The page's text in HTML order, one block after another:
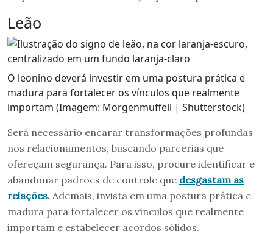
Leão
O leonino deverá investir em uma postura prática e
madura para fortalecer os vínculos que realmente
importam (Imagem: Morgenmuffell | Shutterstock)
Será necessário encarar transformações profundas
nos relacionamentos, buscando parcerias que
ofereçam segurança. Para isso, procure identificar e
abandonar padrões de controle que desgastam as
relações. Ademais, invista em uma postura prática e
madura para fortalecer os vínculos que realmente
importam e estabelecer acordos sólidos.